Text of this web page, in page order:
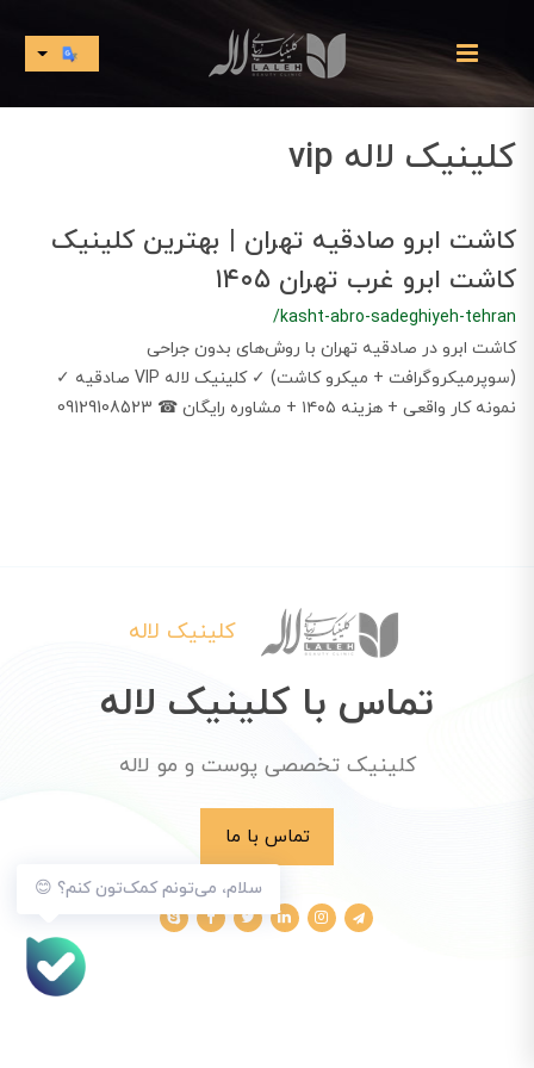
کلینیک لاله vip
کاشت ابرو صادقیه تهران | بهترین کلینیک
کاشت ابرو غرب تهران ۱۴۰۵
/kasht-abro-sadeghiyeh-tehran
​​​​کاشت ابرو در صادقیه تهران با روش‌های بدون جراحی
(سوپرمیکروگرافت + میکرو کاشت) ✓ کلینیک لاله VIP صادقیه ✓
نمونه کار واقعی + هزینه ۱۴۰۵ + مشاوره رایگان ☎ 09129108523
سلام، می‌تونم کمک‌تون کنم؟ 😊
کلینیک لاله
تماس با کلینیک لاله
کلینیک تخصصی پوست و مو لاله
تماس با ما